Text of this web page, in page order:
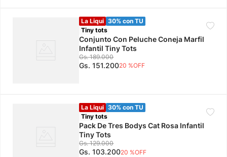
La Liqui 30% con TU
Tiny tots
Conjunto Con Peluche Coneja Marfil
Infantil Tiny Tots
Gs. 189.000
Gs. 151.20020 %OFF
La Liqui 30% con TU
Tiny tots
Pack De Tres Bodys Cat Rosa Infantil
Tiny Tots
Gs. 129.000
Gs. 103.20020 %OFF